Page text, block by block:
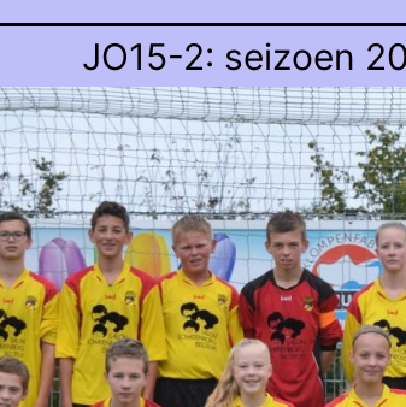
JO15-2: seizoen